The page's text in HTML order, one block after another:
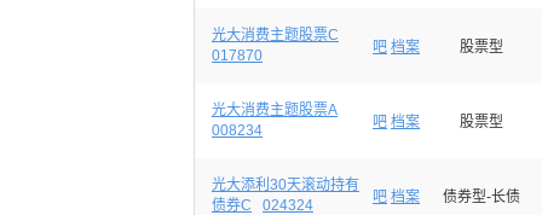
光大消费主题股票C
017870
吧 档案 股票型
光大消费主题股票A
008234
吧 档案 股票型
光大添利30天滚动持有
债券C
024324 吧 档案 债券型-长债